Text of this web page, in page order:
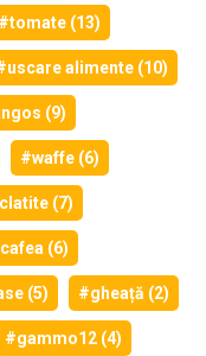
#tomate (13)
alimente (10)
(9)
#waffe (6)
(7)
(6)
(5) #gheață (2)
#gammo12 (4)